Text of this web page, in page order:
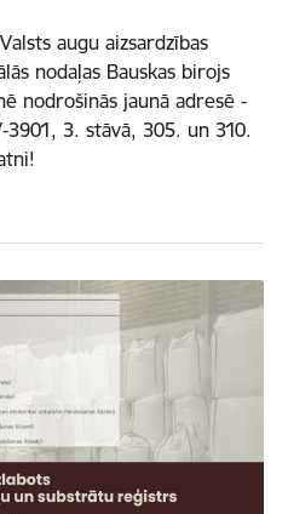
augu aizsardzības
nodaļas Bauskas birojs
nodrošinās jaunā adresē -
3901, 3. stāvā, 305. un 310.